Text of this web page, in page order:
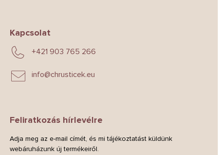
Kapcsolat
info@chrusticek.eu
+421 903 765 266
Feliratkozás hírlevélre
Adja meg az e-mail címét, és mi tájékoztatást küldünk
webáruházunk új termékeiről.